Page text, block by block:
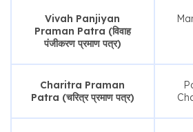
Vivah Panjiyan
Praman Patra (विवाह
पंजीकरण प्रमाण पत्र)
Charitra Praman
Patra (चरित्र प्रमाण पत्र)